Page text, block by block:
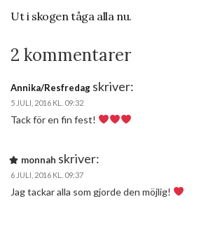
Ut i skogen tåga alla nu.
2 kommentarer
Annika/Resfredag skriver:
5 JULI, 2016 KL. 09:32
Tack för en fin fest!
monnah skriver:
6 JULI, 2016 KL. 09:37
Jag tackar alla som gjorde den möjlig!